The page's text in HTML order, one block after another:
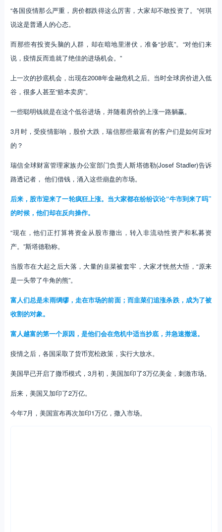
“各国疫情那么严重，房价都跌得这么厉害，大家却不敢投资了。”何琪
说这是普通人的心态。
而那些有投资头脑的人群，却在暗地里潜伏，准备“抄底”。“对他们来
说，疫情反而造就了绝佳的进场机会。”
上一次的抄底机会，出现在2008年金融危机之后。当时全球房价进入低
谷，很多人甚至“赔本卖房”。
一些聪明钱就是在这个低谷进场，并随着房价的上涨一路躺赢。
3月时，受疫情影响，股价大跌，瑞信那些最富有的客户们是如何应对
的？
瑞信全球财富管理家族办公室部门负责人斯塔德勒(Josef Stadler)告诉
路透记者， 他们借钱，涌入这些崩盘的市场。
后来，股市迎来了一轮疯狂上涨。当大家都在纷纷议论“牛市到来了吗”
的时候，他们却在反向操作。
“现在，他们正打算将资金从股市撤出，转入非流动性资产和私募资
产。”斯塔德勒称。
当股市在大起之后大落，大量的韭菜被套牢，大家才恍然大悟，“原来
是一头带了牛角的熊”。
富人们总是未雨绸缪，走在市场的前面；而韭菜们追涨杀跌，成为了被
收割的对象。
富人越富的第一个原因，是他们会在危机中适当抄底，并急速撤退。
疫情之后，各国采取了货币宽松政策，实行大放水。
美国早已开启了撒币模式，3月初，美国加印了3万亿美金，刺激市场。
后来，美国又加印了2万亿。
今年7月，美国宣布再次加印1万亿，撒入市场。